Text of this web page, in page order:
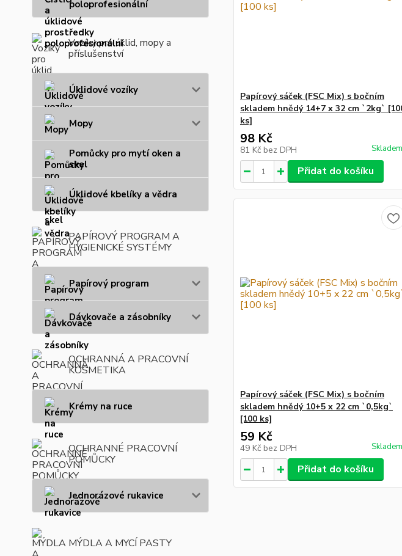
poloprofesionální
Vozíky pro úklid, mopy a
příslušenství
Úklidové vozíky
Mopy
Pomůcky pro mytí oken a
skel
Úklidové kbelíky a vědra
PAPÍROVÝ PROGRAM A
HYGIENICKÉ SYSTÉMY
Papírový program
Dávkovače a zásobníky
OCHRANNÁ A PRACOVNÍ
KOSMETIKA
Krémy na ruce
OCHRANNÉ PRACOVNÍ
POMŮCKY
Jednorázové rukavice
MÝDLA A MYCÍ PASTY
Papírový sáček (FSC Mix) s bočním
skladem hnědý 14+7 x 32 cm `2kg`
ks]
98 Kč
81 Kč bez DPH Skladem
Přidat do košíku
Papírový sáček (FSC Mix) s bočním
skladem hnědý 10+5 x 22 cm `0,5kg`
[100 ks]
59 Kč
49 Kč bez DPH Skladem
Přidat do košíku